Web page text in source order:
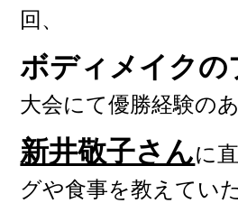
回、
ボディメイクの
大会にて優勝経験のあ
新井敬子さんに
グや食事を教えてい